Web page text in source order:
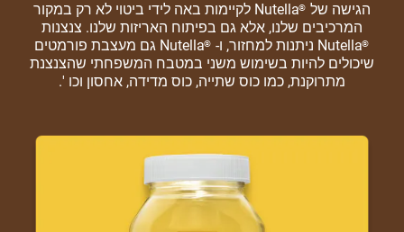
הגישה של ®
Nutella לקיימות באה לידי ביטוי לא רק במקור
המרכיבים שלנו, אלא גם בפיתוח האריזות שלנו. צנצנות
®Nutella ניתנות למחזור, ו- ®
Nutella גם מעצבת פורמטים
שיכולים להיות בשימוש משני במטבח המשפחתי שהצנצנת
מתרוקנת, כמו כוס שתייה, כוס מדידה, אחסון וכו '.